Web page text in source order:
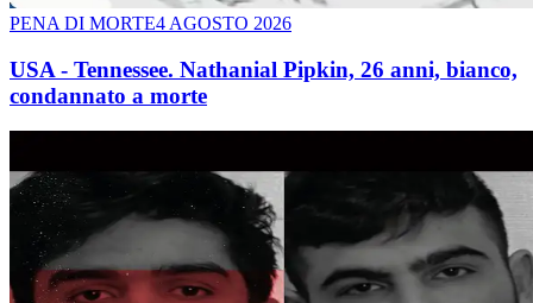
PENA DI MORTE4 AGOSTO 2026
USA - Tennessee. Nathanial Pipkin, 26 anni, bianco,
condannato a morte